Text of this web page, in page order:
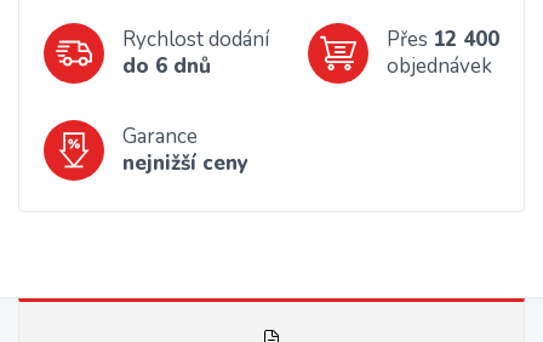
Rychlost dodání
do 6 dnů
Přes 12 400
objednávek
Garance
nejnižší ceny